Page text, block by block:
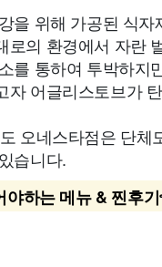
을 위해 가공된 식자
로의 환경에서 자란
를 통하여 투박하지
자 어글리스토브가
오네스타점은 단체
습니다.
야하는 메뉴 & 찐후